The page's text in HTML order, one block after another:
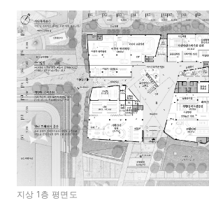
지상 1층 평면도